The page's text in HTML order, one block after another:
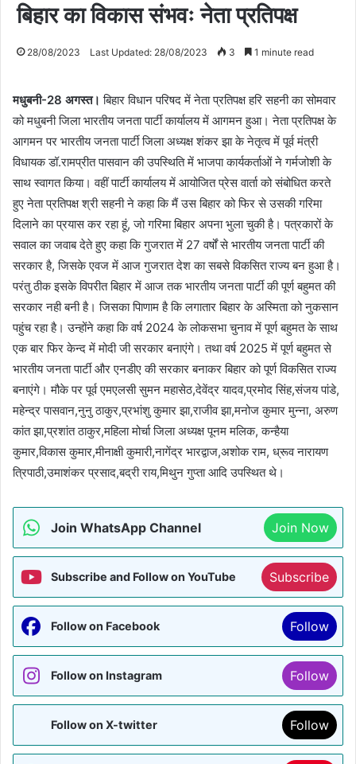
बिहार का विकास संभवः नेता प्रतिपक्ष
28/08/2023 Last Updated: 28/08/2023 3 1 minute read
मधुबनी-28 अगस्त। बिहार विधान परिषद में नेता प्रतिपक्ष हरि सहनी का सोमवार
को मधुबनी जिला भारतीय जनता पार्टी कार्यालय में आगमन हुआ। नेता प्रतिपक्ष के
आगमन पर भारतीय जनता पार्टी जिला अध्यक्ष शंकर झा के नेतृत्व में पूर्व मंत्री
विधायक डॉ.रामप्रीत पासवान की उपस्थिति में भाजपा कार्यकर्ताओं ने गर्मजोशी के
साथ स्वागत किया। वहीं पार्टी कार्यालय में आयोजित प्रेस वार्ता को संबोधित करते
हुए नेता प्रतिपक्ष श्री सहनी ने कहा कि मैं उस बिहार को फिर से उसकी गरिमा
दिलाने का प्रयास कर रहा हूं, जो गरिमा बिहार अपना भुला चुकी है। पत्रकारों के
सवाल का जवाब देते हुए कहा कि गुजरात में 27 वर्षों से भारतीय जनता पार्टी की
सरकार है, जिसके एवज में आज गुजरात देश का सबसे विकसित राज्य बन हुआ है।
परंतु ठीक इसके विपरीत बिहार में आज तक भारतीय जनता पार्टी की पूर्ण बहुमत की
सरकार नही बनी है। जिसका पािणाम है कि लगातार बिहार के अस्मिता को नुकसान
पहुंच रहा है। उन्होंने कहा कि वर्ष 2024 के लोकसभा चुनाव में पूर्ण बहुमत के साथ
एक बार फिर केन्द में मोदी जी सरकार बनाएंगे। तथा वर्ष 2025 में पूर्ण बहुमत से
भारतीय जनता पार्टी और एनडीए की सरकार बनाकर बिहार को पूर्ण विकसित राज्य
बनाएंगे। मौके पर पूर्व एमएलसी सुमन महासेठ,देवेंद्र यादव,प्रमोद सिंह,संजय पांडे,
महेन्द्र पासवान,नुनु ठाकुर,प्रभांशु कुमार झा,राजीव झा,मनोज कुमार मुन्ना, अरुण
कांत झा,प्रशांत ठाकुर,महिला मोर्चा जिला अध्यक्ष पूनम मलिक, कन्हैया
कुमार,विकास कुमार,मीनाक्षी कुमारी,नागेंद्र भारद्वाज,अशोक राम, ध्रूव नारायण
त्रिपाठी,उमाशंकर प्रसाद,बद्री राय,मिथुन गुप्ता आदि उपस्थित थे।
Join WhatsApp Channel Join Now
Subscribe and Follow on YouTube Subscribe
Follow on Facebook Follow
Follow on Instagram Follow
Follow on X-twitter Follow